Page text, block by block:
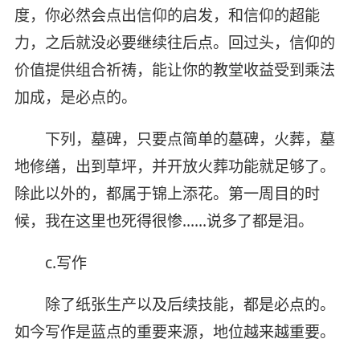
度，你必然会点出信仰的启发，和信仰的超能
力，之后就没必要继续往后点。回过头，信仰的
价值提供组合祈祷，能让你的教堂收益受到乘法
加成，是必点的。
下列，墓碑，只要点简单的墓碑，火葬，墓
地修缮，出到草坪，并开放火葬功能就足够了。
除此以外的，都属于锦上添花。第一周目的时
候，我在这里也死得很惨……说多了都是泪。
c.写作
除了纸张生产以及后续技能，都是必点的。
如今写作是蓝点的重要来源，地位越来越重要。